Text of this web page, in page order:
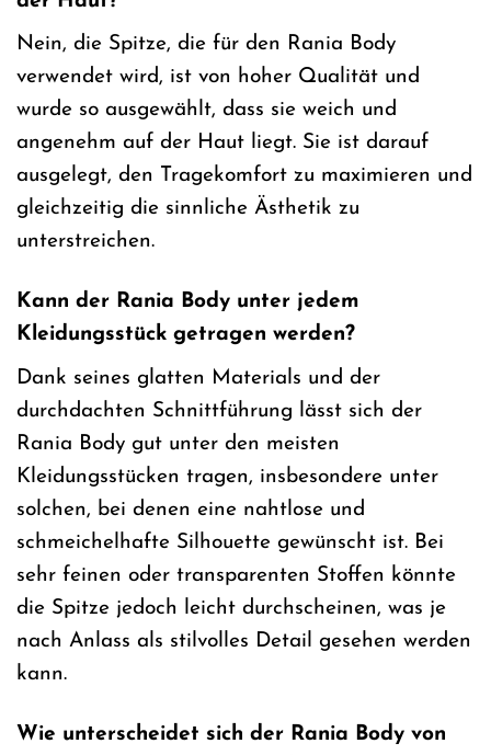
Nein, die Spitze, die für den Rania Body
verwendet wird, ist von hoher Qualität und
wurde so ausgewählt, dass sie weich und
angenehm auf der Haut liegt. Sie ist darauf
ausgelegt, den Tragekomfort zu maximieren und
gleichzeitig die sinnliche Ästhetik zu
unterstreichen.
Kann der Rania Body unter jedem
Kleidungsstück getragen werden?
Dank seines glatten Materials und der
durchdachten Schnittführung lässt sich der
Rania Body gut unter den meisten
Kleidungsstücken tragen, insbesondere unter
solchen, bei denen eine nahtlose und
schmeichelhafte Silhouette gewünscht ist. Bei
sehr feinen oder transparenten Stoffen könnte
die Spitze jedoch leicht durchscheinen, was je
nach Anlass als stilvolles Detail gesehen werden
kann.
Wie unterscheidet sich der Rania Body von